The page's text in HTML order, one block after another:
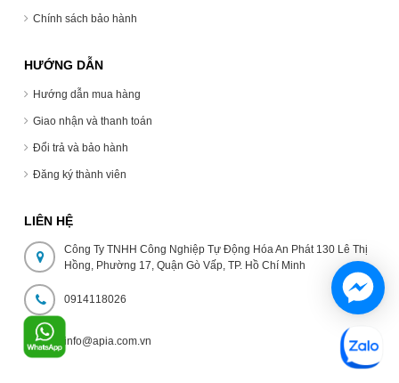
Chính sách bảo hành
HƯỚNG DẪN
Hướng dẫn mua hàng
Giao nhận và thanh toán
Đổi trả và bảo hành
Đăng ký thành viên
LIÊN HỆ
Công Ty TNHH Công Nghiệp Tự Động Hóa An Phát 130 Lê Thị
Hồng, Phường 17, Quận Gò Vấp, TP. Hồ Chí Minh
0914118026
info@apia.com.vn